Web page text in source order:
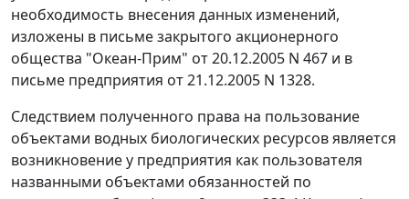
необходимость внесения данных изменений,
изложены в письме закрытого акционерного
общества "Океан-Прим" от 20.12.2005 N 467 и в
письме предприятия от 21.12.2005 N 1328.
Следствием полученного права на пользование
объектами водных биологических ресурсов является
возникновение у предприятия как пользователя
названными объектами обязанностей по